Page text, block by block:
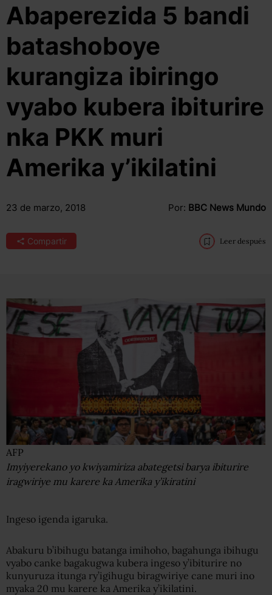
Abaperezida 5 bandi
batashoboye
kurangiza ibiringo
vyabo kubera ibiturire
nka PKK muri
Amerika y’ikilatini
23 de marzo, 2018 Por: BBC News Mundo
Compartir Leer después
AFP
Imyiyerekano yo kwiyamiriza abategetsi barya ibiturire
iragwiriye mu karere ka Amerika y’ikiratini
Ingeso igenda igaruka.
Abakuru b’ibihugu batanga imihoho, bagahunga ibihugu
vyabo canke bagakugwa kubera ingeso y’ibiturire no
kunyuruza itunga ry’igihugu biragwiriye cane muri ino
myaka 20 mu karere ka Amerika y’ikilatini.